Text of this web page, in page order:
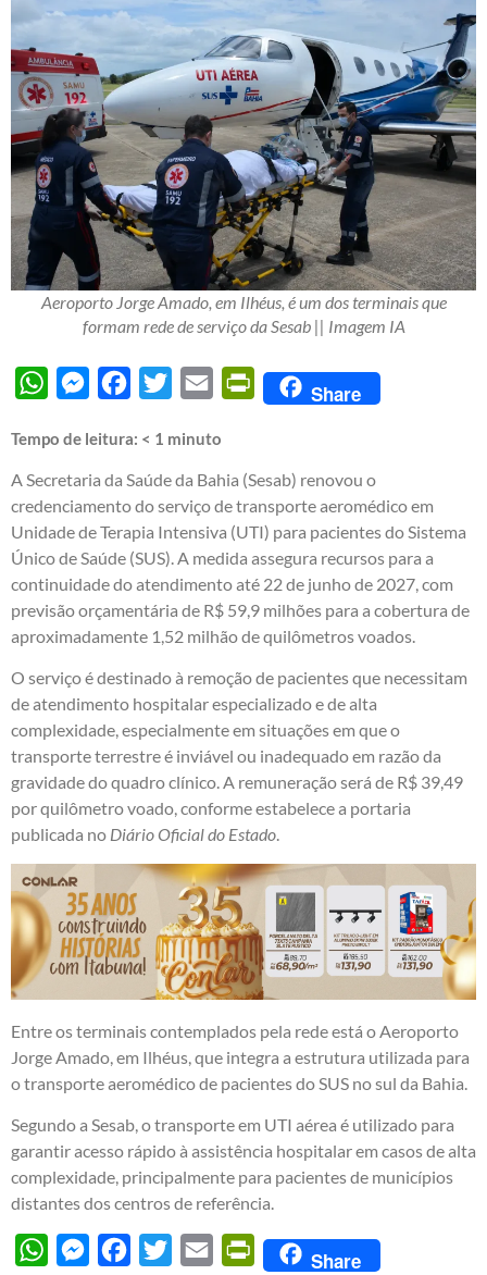
Aeroporto Jorge Amado, em Ilhéus, é um dos terminais que
formam rede de serviço da Sesab || Imagem IA
WhatsAppMessengerFacebook
Twitter Email PrintFriendly
Share
Tempo de leitura: < 1 minuto
A Secretaria da Saúde da Bahia (Sesab) renovou o
credenciamento do serviço de transporte aeromédico em
Unidade de Terapia Intensiva (UTI) para pacientes do Sistema
Único de Saúde (SUS). A medida assegura recursos para a
continuidade do atendimento até 22 de junho de 2027, com
previsão orçamentária de R$ 59,9 milhões para a cobertura de
aproximadamente 1,52 milhão de quilômetros voados.
O serviço é destinado à remoção de pacientes que necessitam
de atendimento hospitalar especializado e de alta
complexidade, especialmente em situações em que o
transporte terrestre é inviável ou inadequado em razão da
gravidade do quadro clínico. A remuneração será de R$ 39,49
por quilômetro voado, conforme estabelece a portaria
publicada no Diário Oficial do Estado.
Entre os terminais contemplados pela rede está o Aeroporto
Jorge Amado, em Ilhéus, que integra a estrutura utilizada para
o transporte aeromédico de pacientes do SUS no sul da Bahia.
Segundo a Sesab, o transporte em UTI aérea é utilizado para
garantir acesso rápido à assistência hospitalar em casos de alta
complexidade, principalmente para pacientes de municípios
distantes dos centros de referência.
WhatsAppMessengerFacebook
Twitter Email PrintFriendly
Share